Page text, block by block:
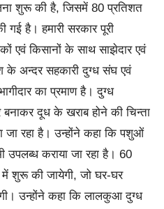
शुरू की है, जिसमें 80 प्रतिशत
है। हमारी सरकार पूरी
एवं किसानों के साथ साझेदार एवं
अन्दर सहकारी दुग्ध संघ एवं
का प्रमाण है। दुग्ध
दूध के खराब होने की चिन्ता
जा रहा है। उन्होंने कहा कि पशुओं
उपलब्ध कराया जा रहा है। 60
शुरू की जायेगी, जो घर-घर
उन्होंने कहा कि लालकुआ दुग्ध